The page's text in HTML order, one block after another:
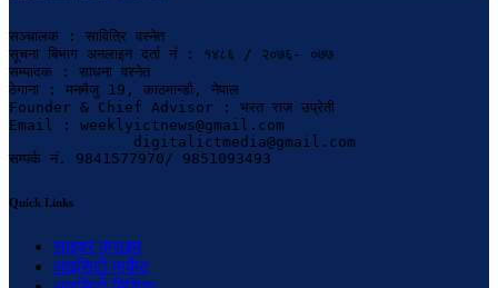
सञ्चालक : सावित्रि वस्नेत
सूचना बिभाग अनलाइन दर्ता नं : १४८६ / २०७६- ०७७
सम्पादक : साधना वस्नेत
ठेगाना : मनमैजु 19, काठमान्डौ, नेपाल
Founder & Chief Advisor : भरत राज उप्रेती
Email : weeklyictnews@gmail.com
              digitalictmedia@gmail.com
सम्पर्क नं. 9841577970/ 9851093493
Quick Links
साइवर क्राइम
आइसिटी मार्केट